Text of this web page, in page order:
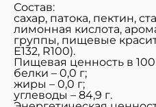
Состав:
сахар, патока, пектин,
лимонная кислота,
группы, пищевые
Е132, R100).
Пищевая ценность в 100
белки – 0,0 г;
жиры – 0,0 г;
углеводы – 84,9 г.